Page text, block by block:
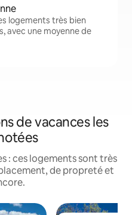
logements très bien
avec une moyenne de
de vacances les
: ces logements sont très
de propreté et